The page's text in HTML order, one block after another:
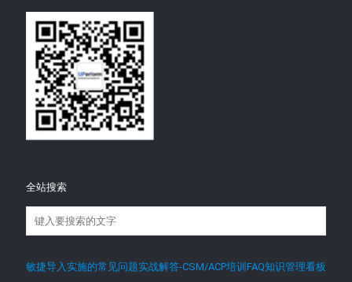
全站搜索
敏捷导入实施的常见问题实战解答-CSM/ACP培训FAQ知识管理看板